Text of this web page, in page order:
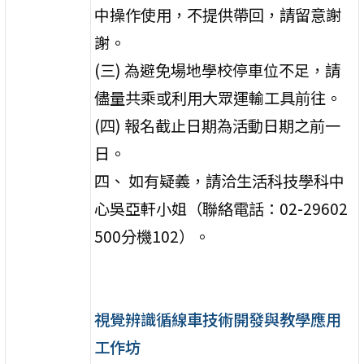
中操作使用，不提供帶回，請留意謝
謝。
(三) 為避免場地學校停車位不足，請
儘量共乘或利用大眾運輸工具前往。
(四) 報名截止日期為活動日期之前一
日。
四、 如有疑義，請洽生活科技學科中
心吳亞軒小姐（聯絡電話：02-29602
500分機102）。
視覺辨識循線車技術開發與教學應用
工作坊